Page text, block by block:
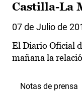
Castilla-La
07 de Julio de
El Diario Oficial
mañana la
Notas de prensa